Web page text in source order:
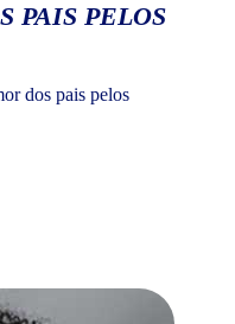
PAIS PELOS
dos pais pelos